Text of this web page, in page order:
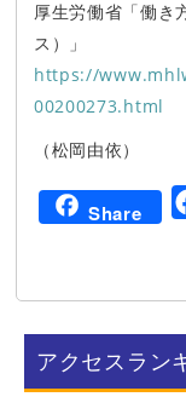
厚生労働省「働き
ス）」
https://
00200273.html
（松岡由依）
Share
アクセスラン